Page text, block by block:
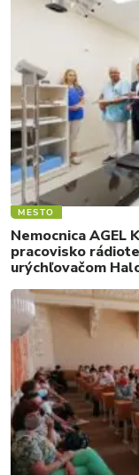
MESTO
Nemocnica AGEL
pracovisko
urýchľovačom